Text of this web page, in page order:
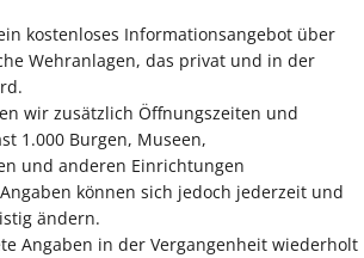
kostenloses Informationsangebot über
Wehranlagen, das privat und in der
wir zusätzlich Öffnungszeiten und
1.000 Burgen, Museen,
und anderen Einrichtungen
können sich jedoch jederzeit und
ändern.
Angaben in der Vergangenheit wiederholt